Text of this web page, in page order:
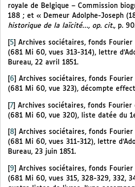
royale de Belgique – Commission
188 ; et « Demeur Adolphe-Joseph
historique de la laïcité…, op. cit., p.
[5] Archives sociétaires, fonds Fourier
(681 Mi 60, vues 313-314), lettre
Bureau, 22 avril 1851.
6
Archives sociétaires, fonds
(681 Mi 60, vue 323), décompte
[7] Archives sociétaires, fonds Fourier
(681 Mi 60, vue 320), liste datée du
8
Archives sociétaires, fonds
(681 Mi 60, vues 311-312), lettre
Bureau, 23 juin 1851.
9
Archives sociétaires, fonds
(681 Mi 60, vues 315, 328-329, 332,